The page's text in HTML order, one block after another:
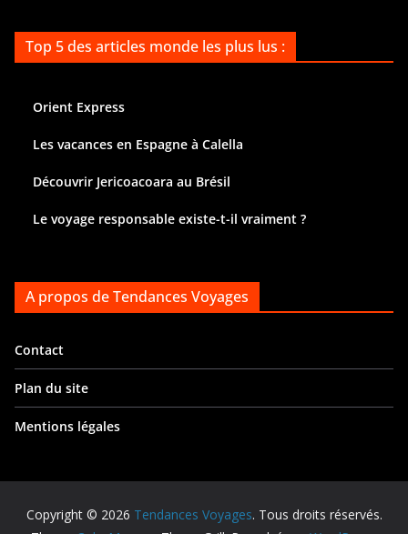
Top 5 des articles monde les plus lus :
Orient Express
Les vacances en Espagne à Calella
Découvrir Jericoacoara au Brésil
Le voyage responsable existe-t-il vraiment ?
A propos de Tendances Voyages
Contact
Plan du site
Mentions légales
Copyright © 2026 Tendances Voyages. Tous droits réservés.